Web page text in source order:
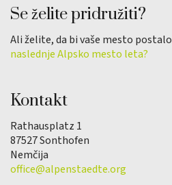
Se želite pridružiti?
Ali želite, da bi vaše mesto postalo
naslednje Alpsko mesto leta?
Kontakt
Rathausplatz 1
87527 Sonthofen
Nemčija
office@alpenstaedte.org